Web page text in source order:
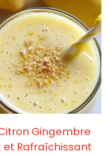
Gingembre
et Rafraîchissant